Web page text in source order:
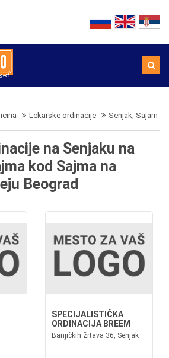
Lekarske ordinacije Senjak, Sajam
na Senjaku na
kod Sajma na
Beograd
SPECIJALISTIČKA
ORDINACIJA BREEM
Banjičkih žrtava 36, Senjak